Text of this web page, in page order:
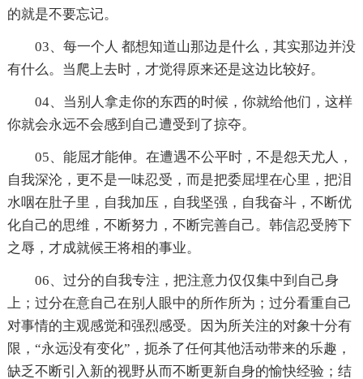
的就是不要忘记。
03、每一个人 都想知道山那边是什么，其实那边并没
有什么。当爬上去时，才觉得原来还是这边比较好。
04、当别人拿走你的东西的时候，你就给他们，这样
你就会永远不会感到自己遭受到了掠夺。
05、能屈才能伸。在遭遇不公平时，不是怨天尤人，
自我深沦，更不是一味忍受，而是把委屈埋在心里，把泪
水咽在肚子里，自我加压，自我坚强，自我奋斗，不断优
化自己的思维，不断努力，不断完善自己。韩信忍受胯下
之辱，才成就候王将相的事业。
06、过分的自我专注，把注意力仅仅集中到自己身
上；过分在意自己在别人眼中的所作所为；过分看重自己
对事情的主观感觉和强烈感受。因为所关注的对象十分有
限，“永远没有变化”，扼杀了任何其他活动带来的乐趣，
缺乏不断引入新的视野从而不断更新自身的愉快经验；结